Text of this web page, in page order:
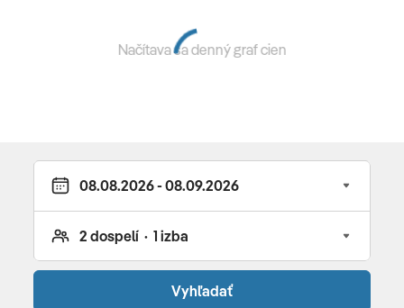
terasa • obchod so suvenírmi • konferenčné miestnosti
• spoločenská miestnosť • 4 reštaurácie a 2 bary •
futbalové ihrisko • vodné športy za poplatok
(surfovanie, stand up paddle, kajak, šnorchlovanie
• kurzy varenia (za poplatok) • živá hudba/predstavenia
Načítava sa denný graf cien
Vyhľadať